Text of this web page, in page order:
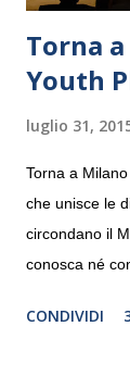
Torna
Youth
luglio 31,
Torna a
che unisce le
circondano il
conosca né
debutterà il 10
CONDIVIDI